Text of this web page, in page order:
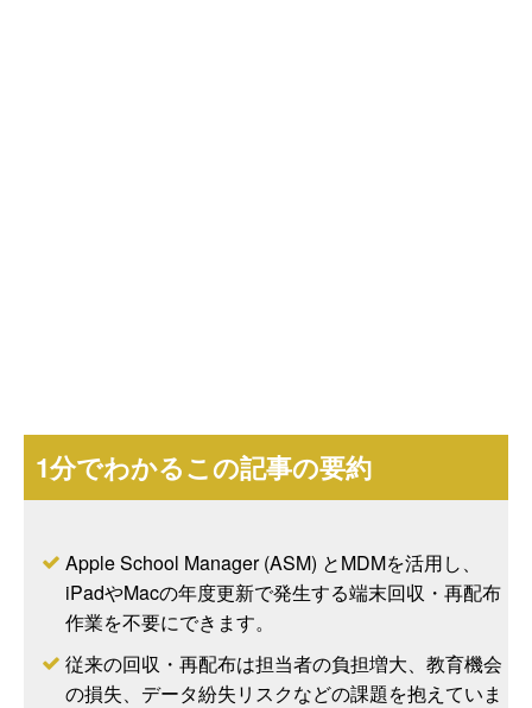
1分でわかるこの記事の要約
Apple School Manager (ASM) とMDMを活用し、
iPadやMacの年度更新で発生する端末回収・再配布
作業を不要にできます。
従来の回収・再配布は担当者の負担増大、教育機会
の損失、データ紛失リスクなどの課題を抱えていま